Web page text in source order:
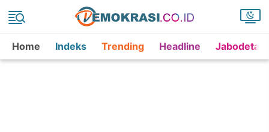
Home Indeks Trending Headline